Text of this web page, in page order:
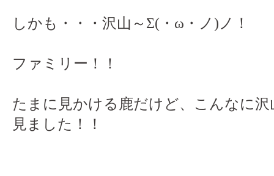
しかも・・・沢山～Σ(・ω・ノ)ノ！
ファミリー！！
たまに見かける鹿だけど、こんなに
見ました！！